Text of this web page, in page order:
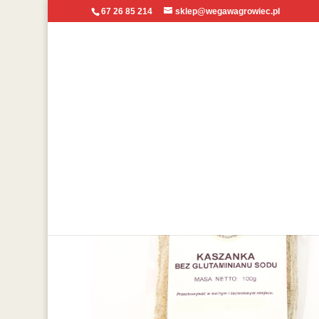
67 26 85 214 sklep@wegawagrowiec.pl